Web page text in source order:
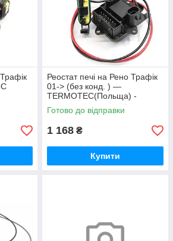
Реостат печі на Рено Трафік
01-> (без конд. ) —
TERMOTEC(Польща) -
DER011TT
Готово до відправки
1 168 ₴
Купити